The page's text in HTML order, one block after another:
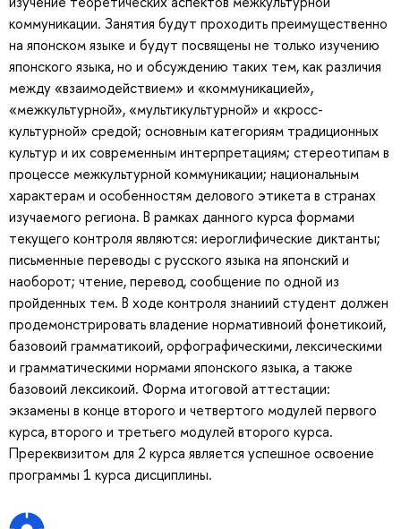
коммуникации. Занятия будут проходить преимущественно
на японском языке и будут посвящены не только изучению
японского языка, но и обсуждению таких тем, как различия
между «взаимодействием» и «коммуникацией»,
«межкультурной», «мультикультурной» и «кросс-
культурной» средой; основным категориям традиционных
культур и их современным интерпретациям; стереотипам в
процессе межкультурной коммуникации; национальным
характерам и особенностям делового этикета в странах
изучаемого региона. В рамках данного курса формами
текущего контроля являются: иероглифические диктанты;
письменные переводы с русского языка на японский и
наоборот; чтение, перевод, сообщение по одной из
пройденных тем. В ходе контроля знаниий студент должен
продемонстрировать владение нормативноий фонетикоий,
базовоий грамматикоий, орфографическими, лексическими
и грамматическими нормами японского языка, а также
базовоий лексикоий. Форма итоговой аттестации:
экзамены в конце второго и четвертого модулей первого
курса, второго и третьего модулей второго курса.
Пререквизитом для 2 курса является успешное освоение
программы 1 курса дисциплины.